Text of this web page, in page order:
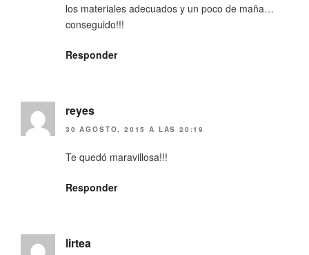
los materiales adecuados y un poco de maña…
conseguido!!!
Responder
reyes
30 AGOSTO, 2015 A LAS 20:19
Te quedó maravillosa!!!
Responder
lirtea